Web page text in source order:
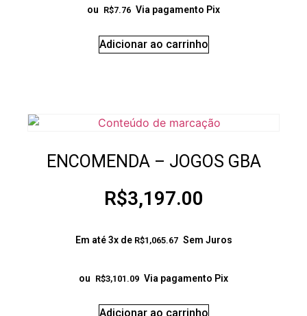
ou R$7.76 Via pagamento Pix
Adicionar ao carrinho
ENCOMENDA – JOGOS GBA
R$3,197.00
Em até 3x de R$1,065.67 Sem Juros
ou R$3,101.09 Via pagamento Pix
Adicionar ao carrinho